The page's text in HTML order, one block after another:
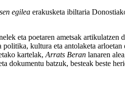
egilea erakusketa ibiltaria
eta poetaren ametsak
kultura eta antolaketa
kartelak, Arrats Beran lanaren
dokumentu batzuk, besteak beste